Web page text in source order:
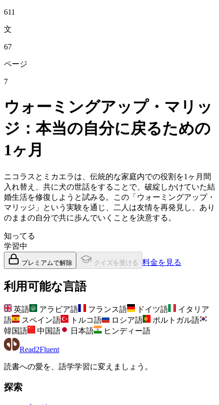
611
文
67
ページ
7
ウォーミングアップ・マリッ
ジ：本当の自分に戻るための
1ヶ月
ニコラスとミカエラは、伝統的な家庭内での役割を1ヶ月間
入れ替え、共に犬の世話をすることで、破綻しかけていた結
婚生活を修復しようと試みる。この「ウォーミングアップ・
マリッジ」という実験を通じ、二人は友情を再発見し、あり
のままの自分で共に歩んでいくことを決意する。
知ってる
学習中
プレミアムで解除 クイズを受ける 料金を見る
利用可能な言語
英語 アラビア語 フランス語 ドイツ語
イタリア
語
スペイン語 トルコ語 ロシア語
ポルトガル語
韓国語
中国語 日本語 ヒンディー語
Read2Fluent
読書への愛を、語学学習に変えましょう。
探索